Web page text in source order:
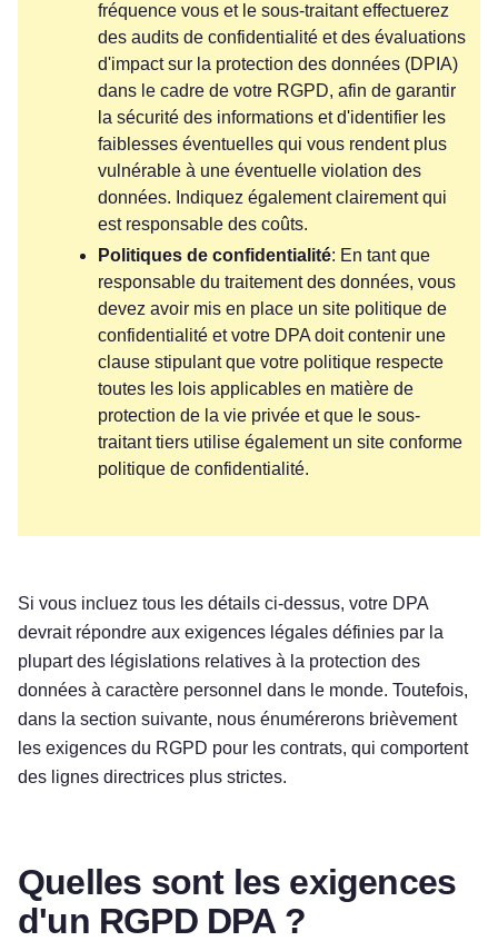
fréquence vous et le sous-traitant effectuerez
des audits de confidentialité et des évaluations
d'impact sur la protection des données (DPIA)
dans le cadre de votre RGPD, afin de garantir
la sécurité des informations et d'identifier les
faiblesses éventuelles qui vous rendent plus
vulnérable à une éventuelle violation des
données. Indiquez également clairement qui
est responsable des coûts.
Politiques de confidentialité: En tant que
responsable du traitement des données, vous
devez avoir mis en place un site politique de
confidentialité et votre DPA doit contenir une
clause stipulant que votre politique respecte
toutes les lois applicables en matière de
protection de la vie privée et que le sous-
traitant tiers utilise également un site conforme
politique de confidentialité.
Si vous incluez tous les détails ci-dessus, votre DPA
devrait répondre aux exigences légales définies par la
plupart des législations relatives à la protection des
données à caractère personnel dans le monde. Toutefois,
dans la section suivante, nous énumérerons brièvement
les exigences du RGPD pour les contrats, qui comportent
des lignes directrices plus strictes.
Quelles sont les exigences
d'un RGPD DPA ?